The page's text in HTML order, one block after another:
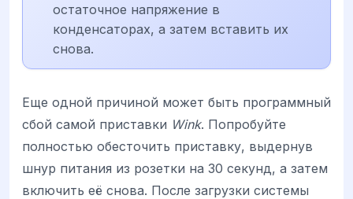
остаточное напряжение в
конденсаторах, а затем вставить их
снова.
Еще одной причиной может быть программный
сбой самой приставки Wink. Попробуйте
полностью обесточить приставку, выдернув
шнур питания из розетки на 30 секунд, а затем
включить её снова. После загрузки системы